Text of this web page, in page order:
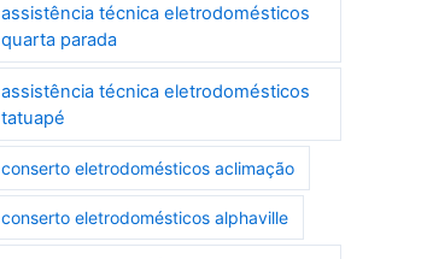
assistência técnica eletrodomésticos
quarta parada
assistência técnica eletrodomésticos
tatuapé
conserto eletrodomésticos aclimação
conserto eletrodomésticos alphaville